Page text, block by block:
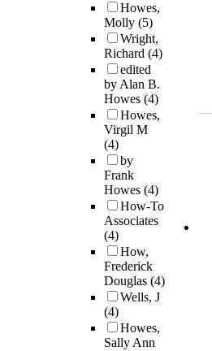
Howes,
Molly (5)
Wright,
Richard (4)
edited
by Alan B.
Howes (4)
Howes,
Virgil M
(4)
by
Frank
Howes (4)
How-To
Associates
(4)
How,
Frederick
Douglas (4)
Wells, J
(4)
Howes,
Sally Ann